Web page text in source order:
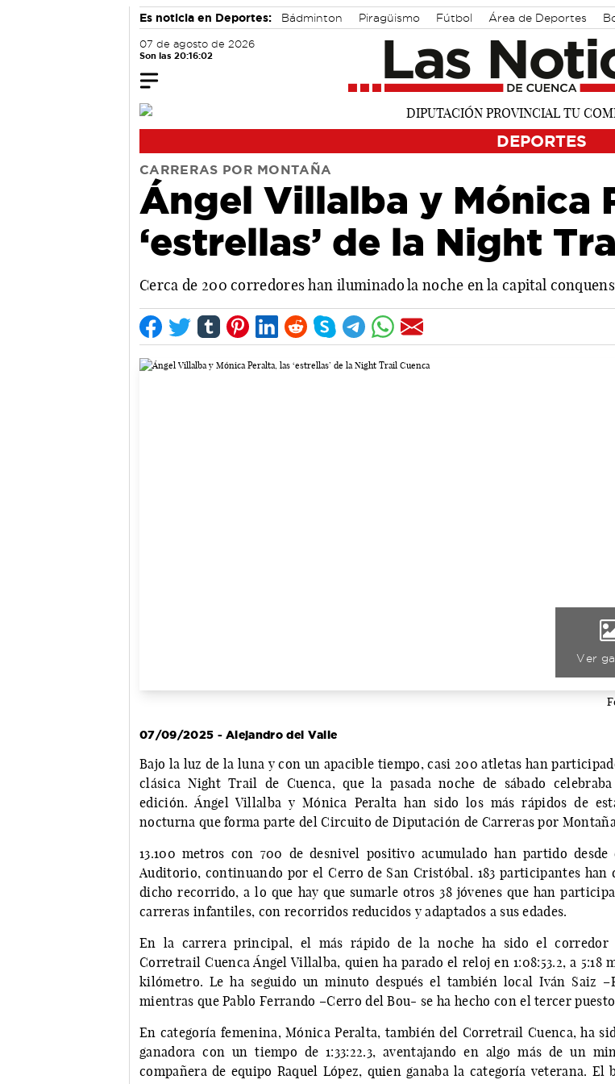
Es noticia en Deportes: Bádminton Piragüismo Fútbol Área de Deportes
07 de agosto de 2026
Son las 20:16:02
DEPORTES
CARRERAS POR MONTAÑA
Ángel Villalba y Mónica
‘estrellas’ de la Night
Cerca de 200 corredores han iluminado la noche en la capital
Ver
07/09/2025 - Alejandro del Valle
Bajo la luz de la luna y con un apacible tiempo, casi 200 atletas han
clásica Night Trail de Cuenca, que la pasada noche de sábado
edición. Ángel Villalba y Mónica Peralta han sido los más rápidos de
nocturna que forma parte del Circuito de Diputación de Carreras por
13.100 metros con 700 de desnivel positivo acumulado han partido desde
Auditorio, continuando por el Cerro de San Cristóbal. 183 participantes han
dicho recorrido, a lo que hay que sumarle otros 38 jóvenes que han
carreras infantiles, con recorridos reducidos y adaptados a sus edades.
En la carrera principal, el más rápido de la noche ha sido el corredor
Corretrail Cuenca Ángel Villalba, quien ha parado el reloj en 1:08:53.2, a 5:18
kilómetro. Le ha seguido un minuto después el también local Iván Saiz
mientras que Pablo Ferrando –Cerro del Bou- se ha hecho con el tercer
En categoría femenina, Mónica Peralta, también del Corretrail Cuenca, ha
ganadora con un tiempo de 1:33:22.3, aventajando en algo más de un
compañera de equipo Raquel López, quien ganaba la categoría veterana. El